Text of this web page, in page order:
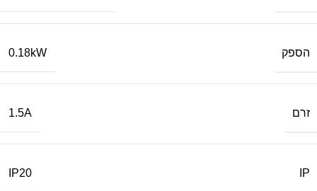
הספק 0.18kW
זרם 1.5A
IP
IP20